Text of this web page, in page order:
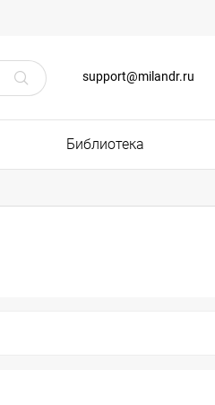
support@milandr.ru
Библиотека